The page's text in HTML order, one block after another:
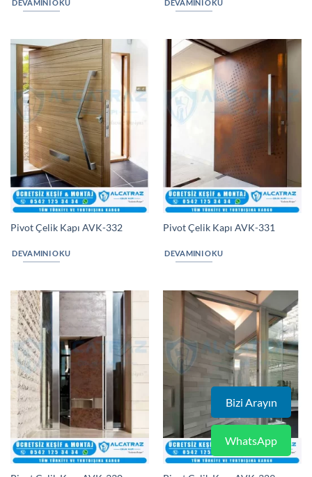
DEVAMINI OKU DEVAMINI OKU
Pivot Çelik Kapı AVK-332
DEVAMINI OKU
Pivot Çelik Kapı AVK-331
DEVAMINI OKU
Bizi Arayın
WhatsApp